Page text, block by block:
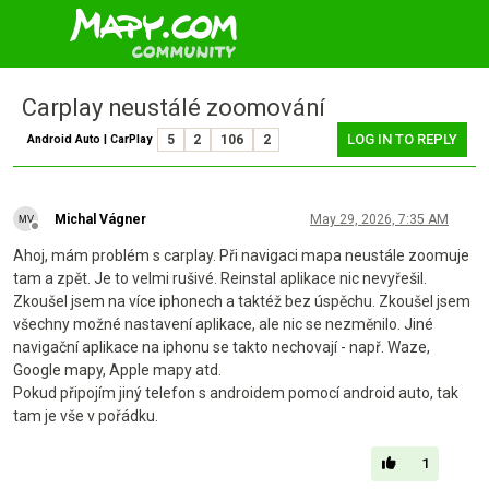
Carplay neustálé zoomování
Android Auto | CarPlay 5 2 106 2 LOG IN TO REPLY
Offline
Michal Vágner May 29, 2026, 7:35 AM
Ahoj, mám problém s carplay. Při navigaci mapa neustále zoomuje
tam a zpět. Je to velmi rušivé. Reinstal aplikace nic nevyřešil.
Zkoušel jsem na více iphonech a taktéž bez úspěchu. Zkoušel jsem
všechny možné nastavení aplikace, ale nic se nezměnilo. Jiné
navigační aplikace na iphonu se takto nechovají - např. Waze,
Google mapy, Apple mapy atd.
Pokud připojím jiný telefon s androidem pomocí android auto, tak
tam je vše v pořádku.
1